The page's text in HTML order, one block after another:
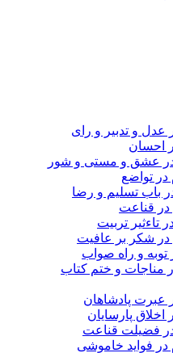
عدل و تدبیر و رای
احسان
عشق و مستی و شور
در تواضع
باب تسلیم و رضا
قناعت
تاءثیر تربیت
شکر بر عافیت
توبه و راه صواب
مناجات و ختم کتاب
عبرت پادشاهان
اخلاق پارسایان
فضیلت قناعت
در فواید خاموشى